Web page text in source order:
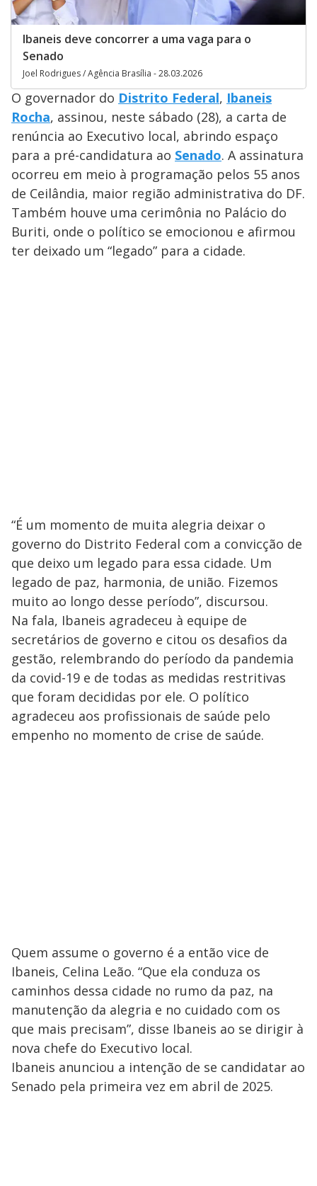
Ibaneis deve concorrer a uma vaga para o
Senado
Joel Rodrigues / Agência Brasília - 28.03.2026
O governador do Distrito Federal, Ibaneis
Rocha, assinou, neste sábado (28), a carta de
renúncia ao Executivo local, abrindo espaço
para a pré-candidatura ao Senado. A assinatura
ocorreu em meio à programação pelos 55 anos
de Ceilândia, maior região administrativa do DF.
Também houve uma cerimônia no Palácio do
Buriti, onde o político se emocionou e afirmou
ter deixado um “legado” para a cidade.
“É um momento de muita alegria deixar o
governo do Distrito Federal com a convicção de
que deixo um legado para essa cidade. Um
legado de paz, harmonia, de união. Fizemos
muito ao longo desse período”, discursou.
Na fala, Ibaneis agradeceu à equipe de
secretários de governo e citou os desafios da
gestão, relembrando do período da pandemia
da covid-19 e de todas as medidas restritivas
que foram decididas por ele. O político
agradeceu aos profissionais de saúde pelo
empenho no momento de crise de saúde.
Quem assume o governo é a então vice de
Ibaneis, Celina Leão. “Que ela conduza os
caminhos dessa cidade no rumo da paz, na
manutenção da alegria e no cuidado com os
que mais precisam”, disse Ibaneis ao se dirigir à
nova chefe do Executivo local.
Ibaneis anunciou a intenção de se candidatar ao
Senado pela primeira vez em abril de 2025.